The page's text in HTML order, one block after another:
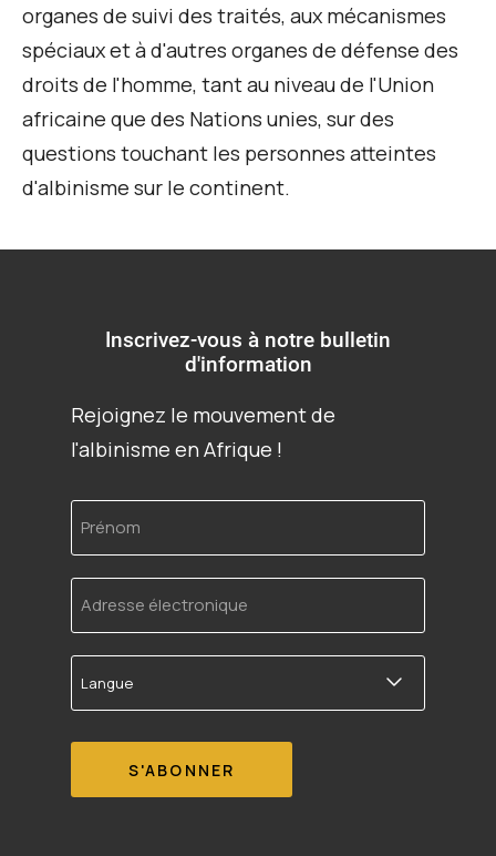
organes de suivi des traités, aux mécanismes
spéciaux et à d'autres organes de défense des
droits de l'homme, tant au niveau de l'Union
africaine que des Nations unies, sur des
questions touchant les personnes atteintes
d'albinisme sur le continent.
Inscrivez-vous à notre bulletin
d'information
Rejoignez le mouvement de
l'albinisme en Afrique !
Prénom
Adresse
électronique
Langue